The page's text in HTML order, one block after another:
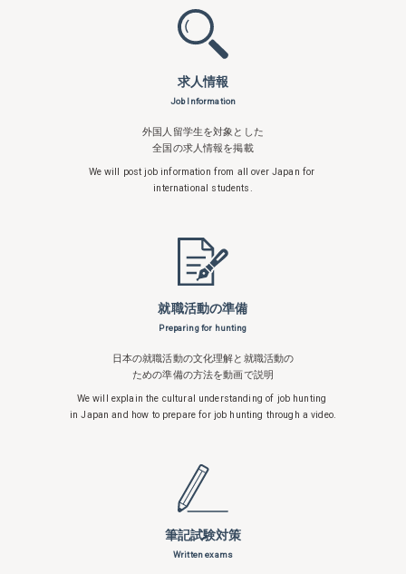
求人情報
Job Information
外国人留学生を対象とした
全国の求人情報を掲載
We will post job information from all over Japan for
international students.
就職活動の準備
Preparing for hunting
日本の就職活動の文化理解と就職活動の
ための準備の方法を動画で説明
We will explain the cultural understandingof job hunting
in Japan and how to prepare for job hunting through a video.
筆記試験対策
Written exams